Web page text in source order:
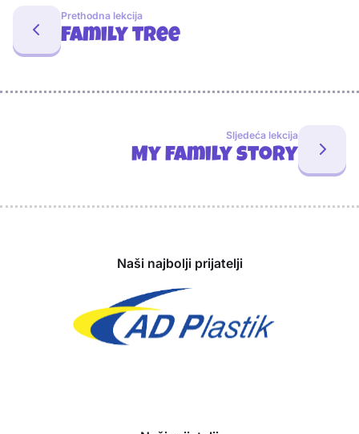
Prethodna lekcija
Family tree
Sljedeća lekcija
My family story
Naši najbolji prijatelji